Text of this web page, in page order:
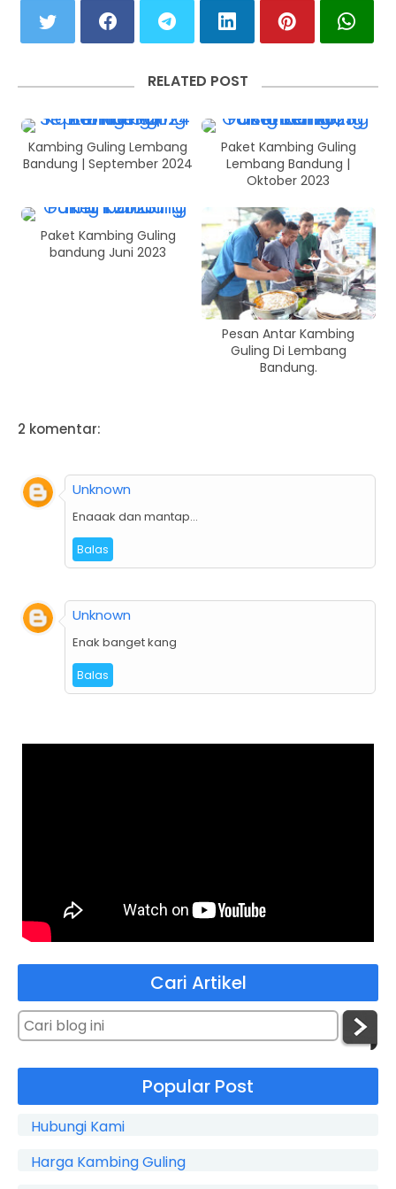
RELATED POST
Kambing Guling Lembang
Bandung | September 2024
Paket Kambing Guling
Lembang Bandung |
Oktober 2023
Paket Kambing Guling
bandung Juni 2023
Pesan Antar Kambing
Guling Di Lembang
Bandung.
2 komentar:
Unknown
Enaaak dan mantap...
Balas
Unknown
Enak banget kang
Balas
Cari Artikel
Popular Post
Hubungi Kami
Harga Kambing Guling